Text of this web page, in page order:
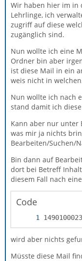
Wir haben hier im in
Lehrlinge, ich
zugriff auf diese
zugänglich sind.
Nun wollte ich eine
Ordner bin aber
ist diese Mail in ein
weis nicht in
Nun wollte ich nach
stand damit ich
Kann aber nur unter
was mir ja nichts
Bearbeiten/Suchen/
Bin dann auf
dort bei Betreff
diesem Fall nach
Code
wird aber nichts
Müsste diese Mail